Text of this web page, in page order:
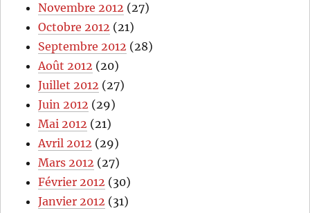
Novembre 2012 (27)
Octobre 2012 (21)
Septembre 2012 (28)
Août 2012 (20)
Juillet 2012 (27)
Juin 2012 (29)
Mai 2012 (21)
Avril 2012 (29)
Mars 2012 (27)
Février 2012 (30)
Janvier 2012 (31)